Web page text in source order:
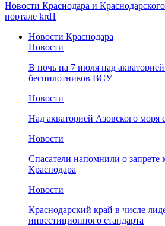
Новости Краснодара и
портале krd1
Новости Краснодара
Новости
В ночь на 7 июля над
беспилотников ВСУ
Новости
Над акваторией Азовского
Новости
Спасатели напомнили о запрете
Краснодара
Новости
Краснодарский край в числе
инвестиционного стандарта